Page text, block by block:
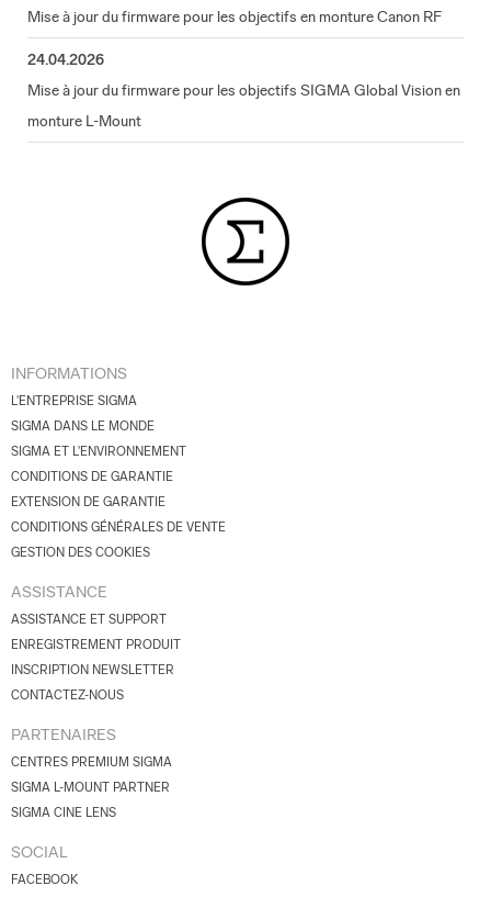
Mise à jour du firmware pour les objectifs en monture Canon RF
24.04.2026
Mise à jour du firmware pour les objectifs SIGMA Global Vision en
monture L-Mount
INFORMATIONS
L'ENTREPRISE SIGMA
SIGMA DANS LE MONDE
SIGMA ET L'ENVIRONNEMENT
CONDITIONS DE GARANTIE
EXTENSION DE GARANTIE
CONDITIONS GÉNÉRALES DE VENTE
GESTION DES COOKIES
ASSISTANCE
ASSISTANCE ET SUPPORT
ENREGISTREMENT PRODUIT
INSCRIPTION NEWSLETTER
CONTACTEZ-NOUS
PARTENAIRES
CENTRES PREMIUM SIGMA
SIGMA L-MOUNT PARTNER
SIGMA CINE LENS
SOCIAL
FACEBOOK